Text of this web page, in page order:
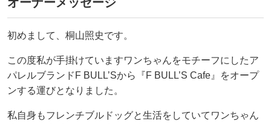
初めまして、桐山照史です。
この度私が手掛けていますワンちゃんをモチーフにしたア
パレルブランドF BULL’Sから『F BULL’S Cafe』をオープ
ンする運びとなりました。
私自身もフレンチブルドッグと生活をしていてワンちゃん